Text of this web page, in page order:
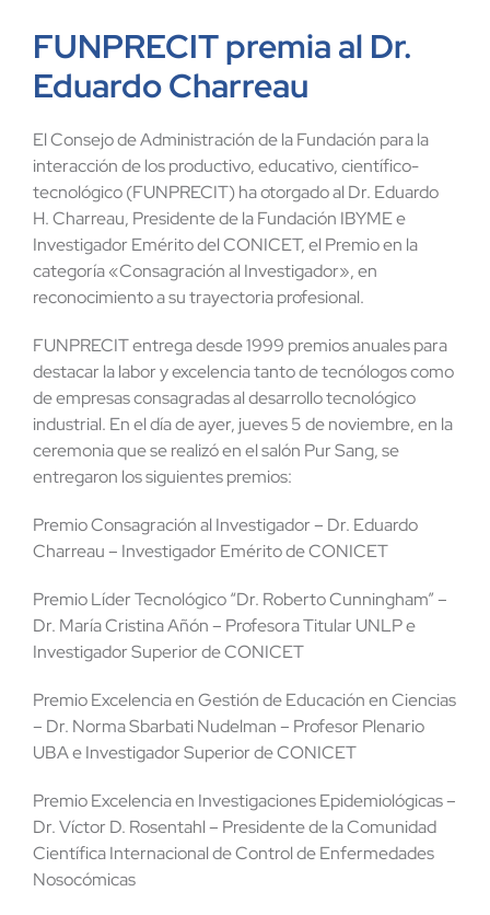
FUNPRECIT premia al Dr.
Eduardo Charreau
El Consejo de Administración de la Fundación para la
interacción de los productivo, educativo, científico-
tecnológico (FUNPRECIT) ha otorgado al Dr. Eduardo
H. Charreau, Presidente de la Fundación IBYME e
Investigador Emérito del CONICET, el Premio en la
categoría «Consagración al Investigador», en
reconocimiento a su trayectoria profesional.
FUNPRECIT entrega desde 1999 premios anuales para
destacar la labor y excelencia tanto de tecnólogos como
de empresas consagradas al desarrollo tecnológico
industrial. En el día de ayer, jueves 5 de noviembre, en la
ceremonia que se realizó en el salón Pur Sang, se
entregaron los siguientes premios:
Premio Consagración al Investigador – Dr. Eduardo
Charreau – Investigador Emérito de CONICET
Premio Líder Tecnológico “Dr. Roberto Cunningham” –
Dr. María Cristina Añón – Profesora Titular UNLP e
Investigador Superior de CONICET
Premio Excelencia en Gestión de Educación en Ciencias
– Dr. Norma Sbarbati Nudelman – Profesor Plenario
UBA e Investigador Superior de CONICET
Premio Excelencia en Investigaciones Epidemiológicas –
Dr. Víctor D. Rosentahl – Presidente de la Comunidad
Científica Internacional de Control de Enfermedades
Nosocómicas